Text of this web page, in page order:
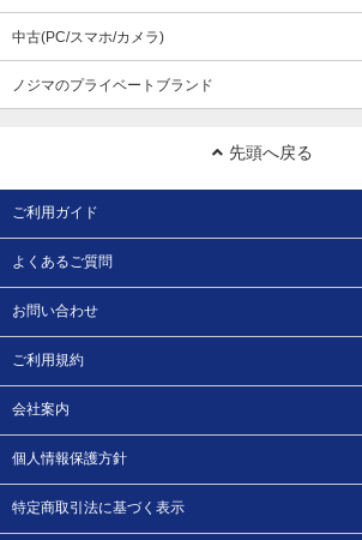
中古(PC/スマホ/カメラ)
ノジマのプライベートブランド
先頭へ戻る
ご利用ガイド
よくあるご質問
お問い合わせ
ご利用規約
会社案内
個人情報保護方針
特定商取引法に基づく表示